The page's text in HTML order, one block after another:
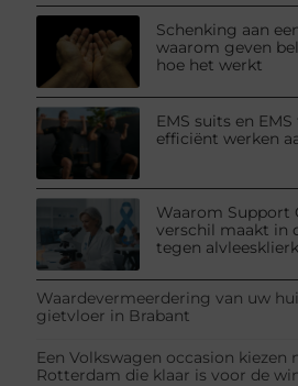
Schenking aan
waarom geven
hoe het werkt
EMS suits en
efficiënt werken
Waarom Support
verschil maakt in
tegen
Waardevermeerdering van uw
gietvloer in Brabant
Een Volkswagen occasion kiezen
Rotterdam die klaar is voor de